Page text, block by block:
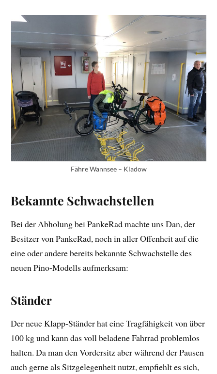
Fähre Wannsee – Kladow
Bekannte Schwachstellen
Bei der Abholung bei PankeRad machte uns Dan, der
Besitzer von PankeRad, noch in aller Offenheit auf die
eine oder andere bereits bekannte Schwachstelle des
neuen Pino-Modells aufmerksam:
Ständer
Der neue Klapp-Ständer hat eine Tragfähigkeit von über
100 kg und kann das voll beladene Fahrrad problemlos
halten. Da man den Vordersitz aber während der Pausen
auch gerne als Sitzgelegenheit nutzt, empfiehlt es sich,